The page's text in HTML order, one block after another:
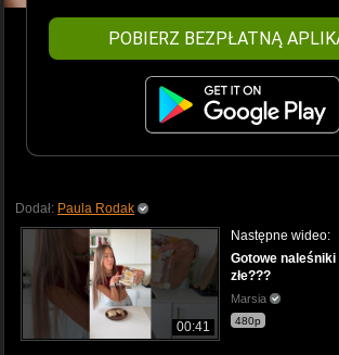
POBIERZ BEZPŁATNĄ
Dodał: Paula Rodak
00:41
Następne wideo:
Gotowe
złe???
Marsia
480p